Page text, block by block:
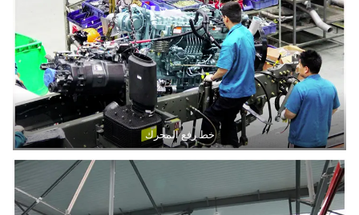
خط رفع المحرك